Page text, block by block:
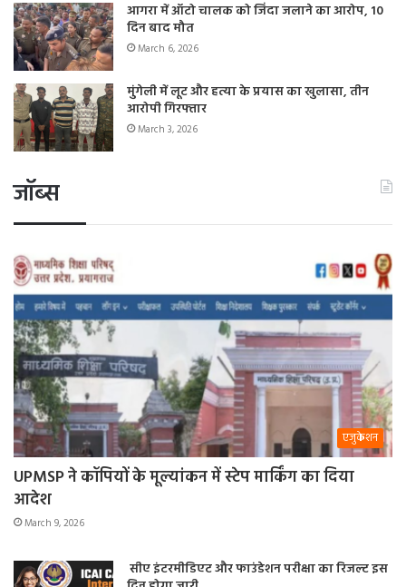
आगरा में ऑटो चालक को जिंदा जलाने का आरोप, 10
दिन बाद मौत
March 6, 2026
मुंगेली में लूट और हत्या के प्रयास का खुलासा, तीन
आरोपी गिरफ्तार
March 3, 2026
जॉब्स
एजुकेशन
UPMSP ने कॉपियों के मूल्यांकन में स्टेप मार्किंग का दिया
आदेश
March 9, 2026
सीए इंटरमीडिएट और फाउंडेशन परीक्षा का रिजल्ट इस